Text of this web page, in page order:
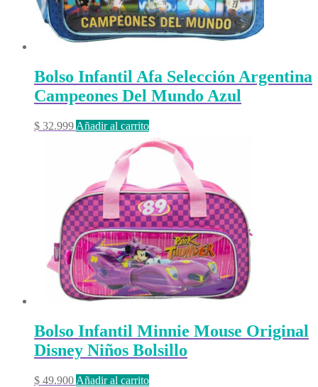
Bolso Infantil Afa Selección Argentina
Campeones Del Mundo Azul
$ 32.999 Añadir al carrito
Bolso Infantil Minnie Mouse Original
Disney Niños Bolsillo
$ 49.900 Añadir al carrito